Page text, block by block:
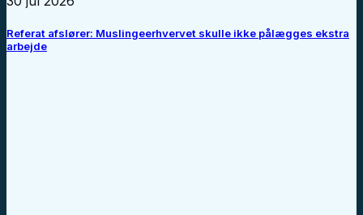
Referat afslører: Muslingeerhvervet skulle ikke pålægges ekstra
arbejde